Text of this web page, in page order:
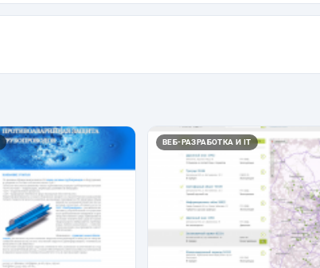
ВЕБ-РАЗРАБОТКА И IT